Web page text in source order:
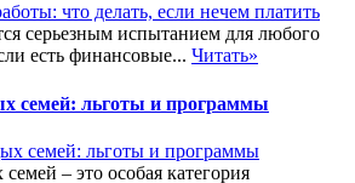
серьезным испытанием для любого
есть финансовые... Читать»
семей: льготы и программы
– это особая категория